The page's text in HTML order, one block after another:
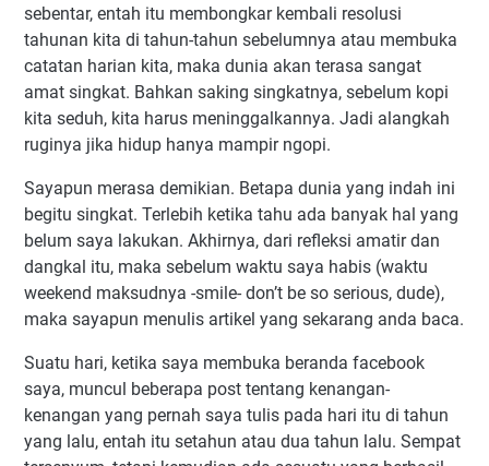
sebentar, entah itu membongkar kembali resolusi
tahunan kita di tahun-tahun sebelumnya atau membuka
catatan harian kita, maka dunia akan terasa sangat
amat singkat. Bahkan saking singkatnya, sebelum kopi
kita seduh, kita harus meninggalkannya. Jadi alangkah
ruginya jika hidup hanya mampir ngopi.
Sayapun merasa demikian. Betapa dunia yang indah ini
begitu singkat. Terlebih ketika tahu ada banyak hal yang
belum saya lakukan. Akhirnya, dari refleksi amatir dan
dangkal itu, maka sebelum waktu saya habis (waktu
weekend maksudnya -smile- don’t be so serious, dude),
maka sayapun menulis artikel yang sekarang anda baca.
Suatu hari, ketika saya membuka beranda facebook
saya, muncul beberapa post tentang kenangan-
kenangan yang pernah saya tulis pada hari itu di tahun
yang lalu, entah itu setahun atau dua tahun lalu. Sempat